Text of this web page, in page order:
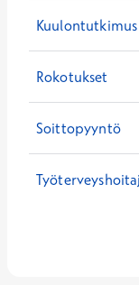
Rokotukset
Soittopyyntö